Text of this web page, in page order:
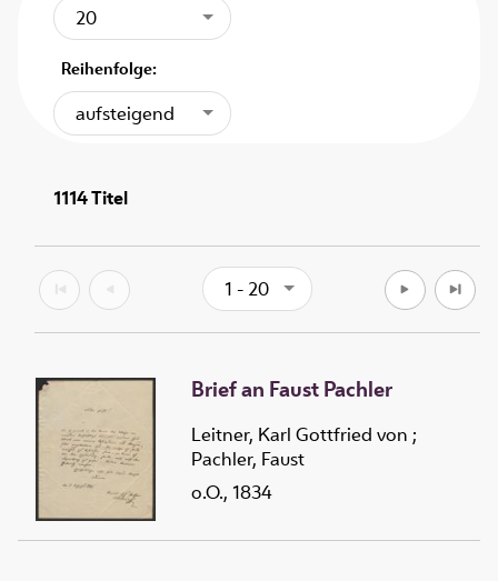
20
Reihenfolge:
aufsteigend
1114Titel
1 - 20
Brief an Faust Pachler
Leitner, Karl Gottfried von ;
Pachler, Faust
o.O., 1834